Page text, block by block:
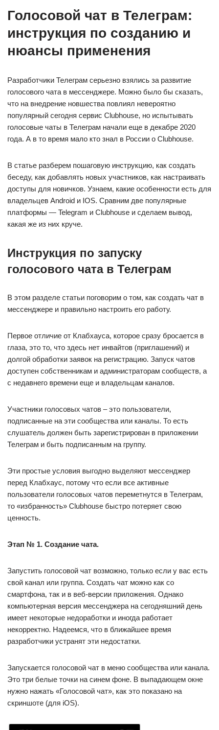
Голосовой чат в Телеграм:
инструкция по созданию и
нюансы применения
Разработчики Телеграм серьезно взялись за развитие
голосового чата в мессенджере. Можно было бы сказать,
что на внедрение новшества повлиял невероятно
популярный сегодня сервис Clubhouse, но испытывать
голосовые чаты в Телеграм начали еще в декабре 2020
года. А в то время мало кто знал в России о Clubhouse.
В статье разберем пошаговую инструкцию, как создать
беседу, как добавлять новых участников, как настраивать
доступы для новичков. Узнаем, какие особенности есть для
владельцев Android и IOS. Сравним две популярные
платформы — Telegram и Clubhouse и сделаем вывод,
какая же из них круче.
Инструкция по запуску
голосового чата в Телеграм
В этом разделе статьи поговорим о том, как создать чат в
мессенджере и правильно настроить его работу.
Первое отличие от Клабхауса, которое сразу бросается в
глаза, это то, что здесь нет инвайтов (приглашений) и
долгой обработки заявок на регистрацию. Запуск чатов
доступен собственникам и администраторам сообществ, а
с недавнего времени еще и владельцам каналов.
Участники голосовых чатов – это пользователи,
подписанные на эти сообщества или каналы. То есть
слушатель должен быть зарегистрирован в приложении
Телеграм и быть подписанным на группу.
Эти простые условия выгодно выделяют мессенджер
перед Клабхаус, потому что если все активные
пользователи голосовых чатов переметнутся в Телеграм,
то «избранность» Clubhouse быстро потеряет свою
ценность.
Этап № 1. Создание чата.
Запустить голосовой чат возможно, только если у вас есть
свой канал или группа. Создать чат можно как со
смартфона, так и в веб-версии приложения. Однако
компьютерная версия мессенджера на сегодняшний день
имеет некоторые недоработки и иногда работает
некорректно. Надеемся, что в ближайшее время
разработчики устранят эти недостатки.
Запускается голосовой чат в меню сообщества или канала.
Это три белые точки на синем фоне. В выпадающем окне
нужно нажать «Голосовой чат», как это показано на
скриншоте (для iOS).